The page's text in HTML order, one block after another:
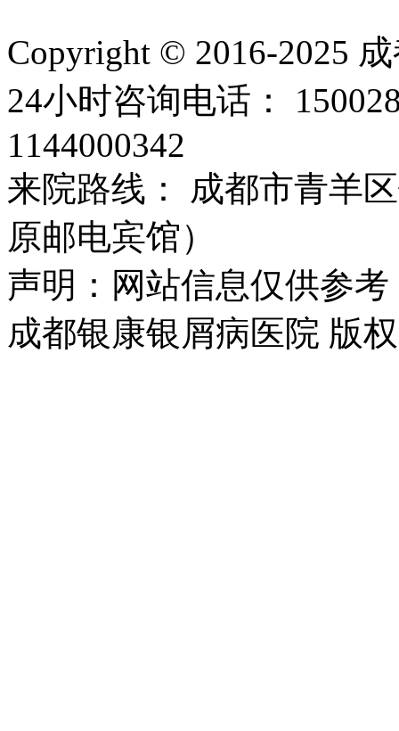
Copyright © 2016-2025
24小时咨询电话：
1144000342
来院路线： 成都市青羊
原邮电宾馆）
声明：网站信息仅供参
成都银康银屑病医院 版